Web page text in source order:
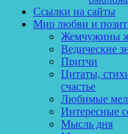
Ссылки на сайты
Мир любви и
Жемчужины
Ведические
Притчи
Цитаты,
счастье
Любимые
Интересные
Мысль дня